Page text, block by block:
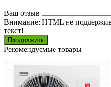
Ваш отзыв
Внимание: HTML не
текст!
Продолжить
Рекомендуемые товары